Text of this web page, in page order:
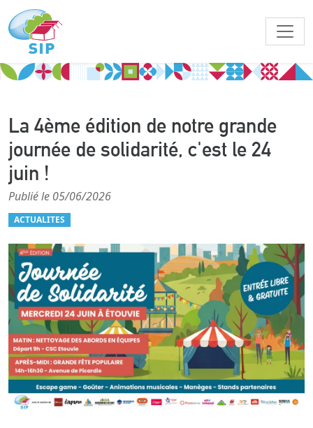
La 4ème édition de notre grande
journée de solidarité, c'est le 24
juin !
Publié le 05/06/2026
ACTUALITES